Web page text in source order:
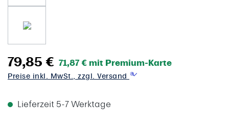
79,85 € 71,87 € mit Premium-Karte
Preise inkl. MwSt., zzgl. Versand
Lieferzeit 5-7 Werktage